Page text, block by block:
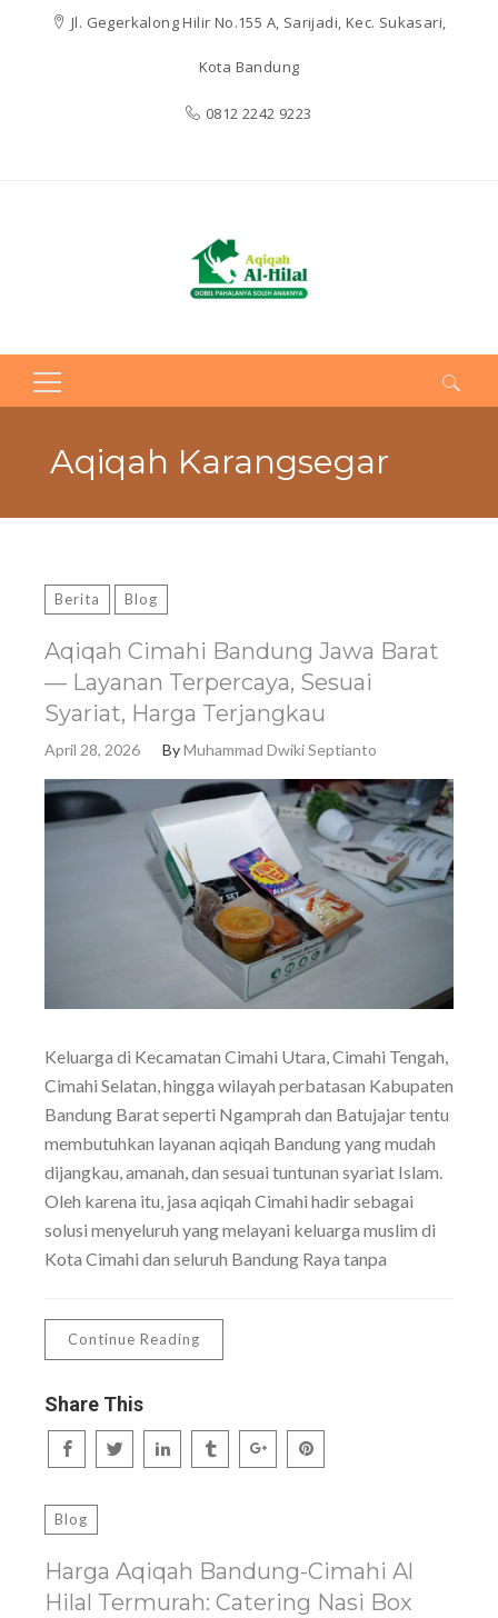
Jl. Gegerkalong Hilir No.155 A, Sarijadi, Kec. Sukasari,
Kota Bandung
0812 2242 9223
Search
Aqiqah Karangsegar
Berita Blog
Aqiqah Cimahi Bandung Jawa Barat
— Layanan Terpercaya, Sesuai
Syariat, Harga Terjangkau
April 28, 2026 ByMuhammad Dwiki Septianto
Keluarga di Kecamatan Cimahi Utara, Cimahi Tengah,
Cimahi Selatan, hingga wilayah perbatasan Kabupaten
Bandung Barat seperti Ngamprah dan Batujajar tentu
membutuhkan layanan aqiqah Bandung yang mudah
dijangkau, amanah, dan sesuai tuntunan syariat Islam.
Oleh karena itu, jasa aqiqah Cimahi hadir sebagai
solusi menyeluruh yang melayani keluarga muslim di
Kota Cimahi dan seluruh Bandung Raya tanpa
Continue Reading
Share This
Blog
Harga Aqiqah Bandung-Cimahi Al
Hilal Termurah: Catering Nasi Box